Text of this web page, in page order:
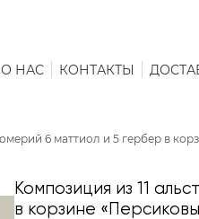
О НАС КОНТАКТЫ
Композиция из 11
в корзине